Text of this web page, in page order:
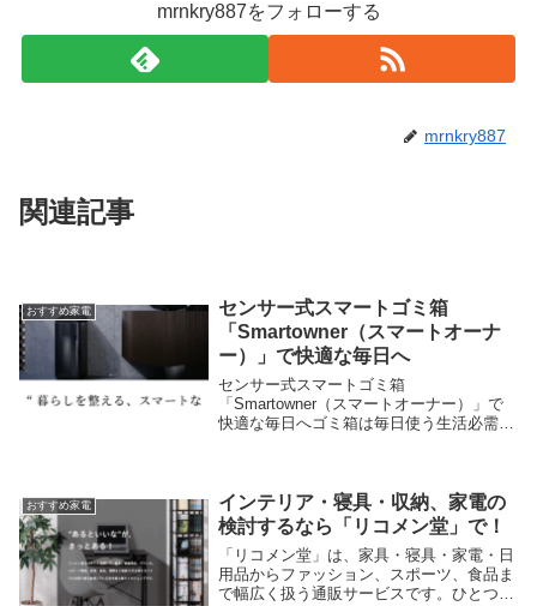
mrnkry887をフォローする
mrnkry887
関連記事
おすすめ家電
センサー式スマートゴミ箱
「Smartowner（スマートオーナ
ー）」で快適な毎日へ
センサー式スマートゴミ箱
「Smartowner（スマートオーナー）」で
快適な毎日へゴミ箱は毎日使う生活必需品
です。そんな日常の...
おすすめ家電
インテリア・寝具・収納、家電の
検討するなら「リコメン堂」で！
「リコメン堂」は、家具・寝具・家電・日
用品からファッション、スポーツ、食品ま
で幅広く扱う通販サービスです。ひとつの